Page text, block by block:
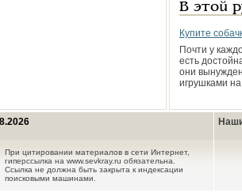
В этой
Купите
Почти у
есть
они
игрушками
При цитировании материалов в сети Интернет,
гиперссылка на www.sevkray.ru обязательна.
Ссылка не должна быть закрыта к индексации
поисковыми машинами.